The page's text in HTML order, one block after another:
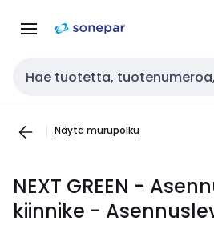
navigointiinsisältöön
Haku
Näytä murupolku
NEXT GREEN -
kiinnike -